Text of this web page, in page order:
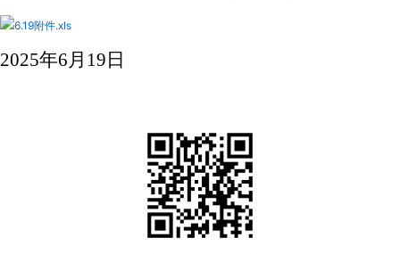
6.19附件.xls
2025年6月 19 日